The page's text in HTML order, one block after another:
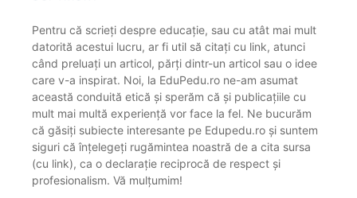
Pentru că scrieți despre educație, sau cu atât mai mult
datorită acestui lucru, ar fi util să citați cu link, atunci
când preluați un articol, părți dintr-un articol sau o idee
care v-a inspirat. Noi, la EduPedu.ro ne-am asumat
această conduită etică și sperăm că și publicațiile cu
mult mai multă experiență vor face la fel. Ne bucurăm
că găsiți subiecte interesante pe Edupedu.ro și suntem
siguri că înțelegeți rugămintea noastră de a cita sursa
(cu link), ca o declarație reciprocă de respect și
profesionalism. Vă mulțumim!